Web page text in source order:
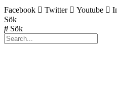
Facebook Twitter Youtube
Sök
Sök